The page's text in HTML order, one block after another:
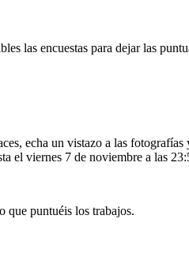
las encuestas para dejar las
echa un vistazo a las
el viernes 7 de noviembre a las
que puntuéis los trabajos.